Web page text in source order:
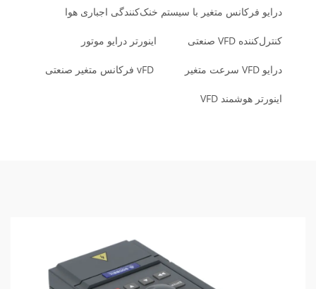
درایو فرکانس متغیر با سیستم خنک‌کنندگی اجباری هوا
کنترل‌کننده VFD صنعتی اینورتر درایو موتور
درایو VFD سرعت متغیر vFD فرکانس متغیر صنعتی
اینورتر هوشمند VFD